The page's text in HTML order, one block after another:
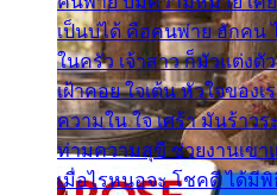
เป็นบ่ได้ คือคนพ่าย ฮักคน
ในครัว เจ้าสาว ก็มัวแต่งตั
เฝ้าคอย ใจเต้น หัวใจของ
ความใน ใจ เศร้า มันร้าว
ท่ามความสุขี ช่วยงานเขา
เมื่อไรหนอจะ โชคดี ได้มี